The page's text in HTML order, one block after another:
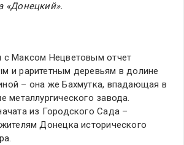
«Донецкий».
с Максом Нецветовым отчет
и раритетным деревьям в долине
– она же Бахмутка, впадающая в
металлургического завода.
из Городского Сада –
Донецка исторического